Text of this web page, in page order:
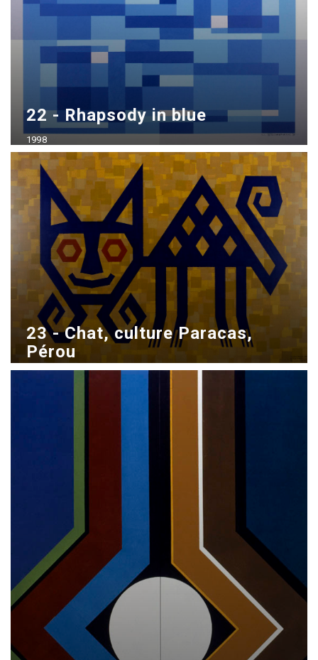
22 - Rhapsody in blue
1998
Acrílico sobre madera
70x100 cm
23 - Chat, culture Paracas,
Pérou